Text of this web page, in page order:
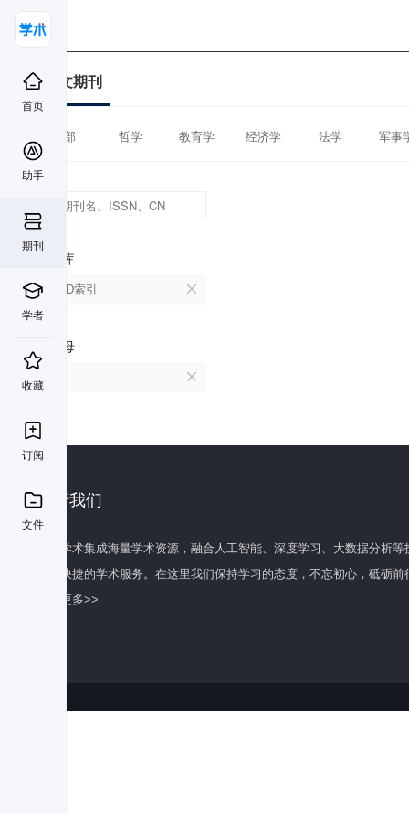
首页
助手
期刊
学者
收藏
订阅
文件
中文期刊
全部 哲学 教育学 经济学 法学 军事
数据库
CSCD索引
首字母
关于我们
百度学术集成海量学术资源，融合人工智能、深度学习、大数据分析
全面快捷的学术服务。在这里我们保持学习的态度，不忘初心，砥砺前
了解更多>>